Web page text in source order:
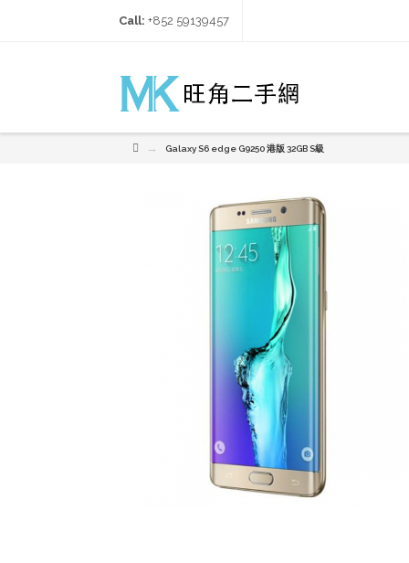
Call: +852 59139457‬
→ Galaxy S6 edge G9250 港版 32GB S級